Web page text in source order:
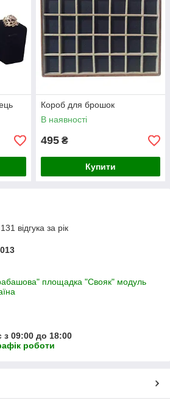
Короб для брошок
В наявності
495 ₴
Купити
відгука за рік
площадка "Свояк" модуль
з 09:00 до 18:00
роботи